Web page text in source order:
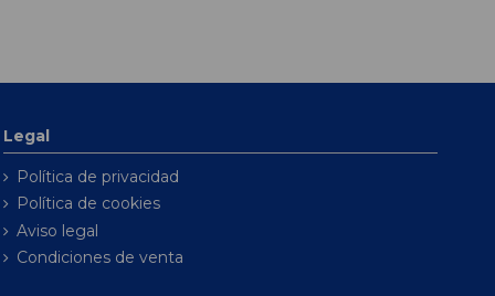
Legal
Política de privacidad
Política de cookies
Aviso legal
Condiciones de venta